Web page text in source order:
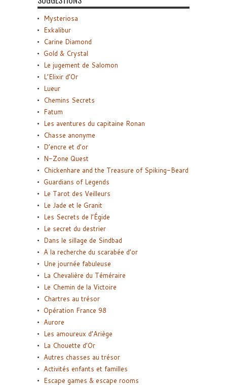
Mysteriosa
Exkalibur
Carine Diamond
Gold & Crystal
Le jugement de Salomon
L’Elixir d’Or
Lueur
Chemins Secrets
Fatum
Les aventures du capitaine Ronan
Chasse anonyme
D’encre et d’or
N-Zone Quest
Chickenhare and the Treasure of Spiking-Beard
Guardians of Legends
Le Tarot des Veilleurs
Le Jade et le Granit
Les Secrets de l’Égide
Le secret du destrier
Dans le sillage de Sindbad
A la recherche du scarabée d’or
Une journée fabuleuse
La Chevalière du Téméraire
Le Chemin de la Victoire
Chartres au trésor
Opération France 98
Aurore
Les amoureux d’Ariège
La Chouette d’Or
Autres chasses au trésor
Activités enfants et familles
Escape games & escape rooms